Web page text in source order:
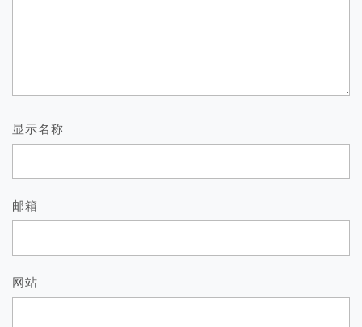
显示名称
邮箱
网站